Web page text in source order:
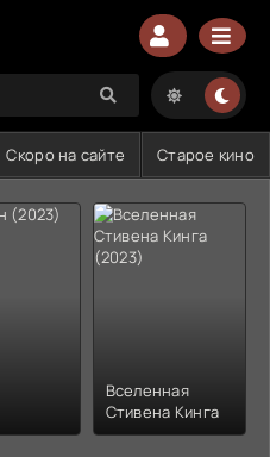
Скоро на сайте Старое кино
Вселенная
Стивена Кинга